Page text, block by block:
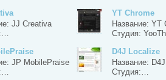
JJ Creativa
YT Chrome
Название: YT
Студия:
JP MobilePraise
D4J Localize
Название:
Студия:…